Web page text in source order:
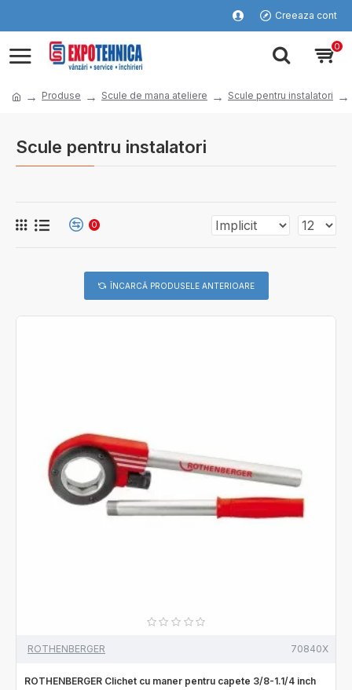
Creeaza cont
0
Produse Scule de mana ateliere Scule pentru instalatori
Scule pentru instalatori
0
ÎNCARCĂ PRODUSELE ANTERIOARE
ROTHENBERGER 70840X
ROTHENBERGER Clichet cu maner pentru capete 3/8-1.1/4 inch